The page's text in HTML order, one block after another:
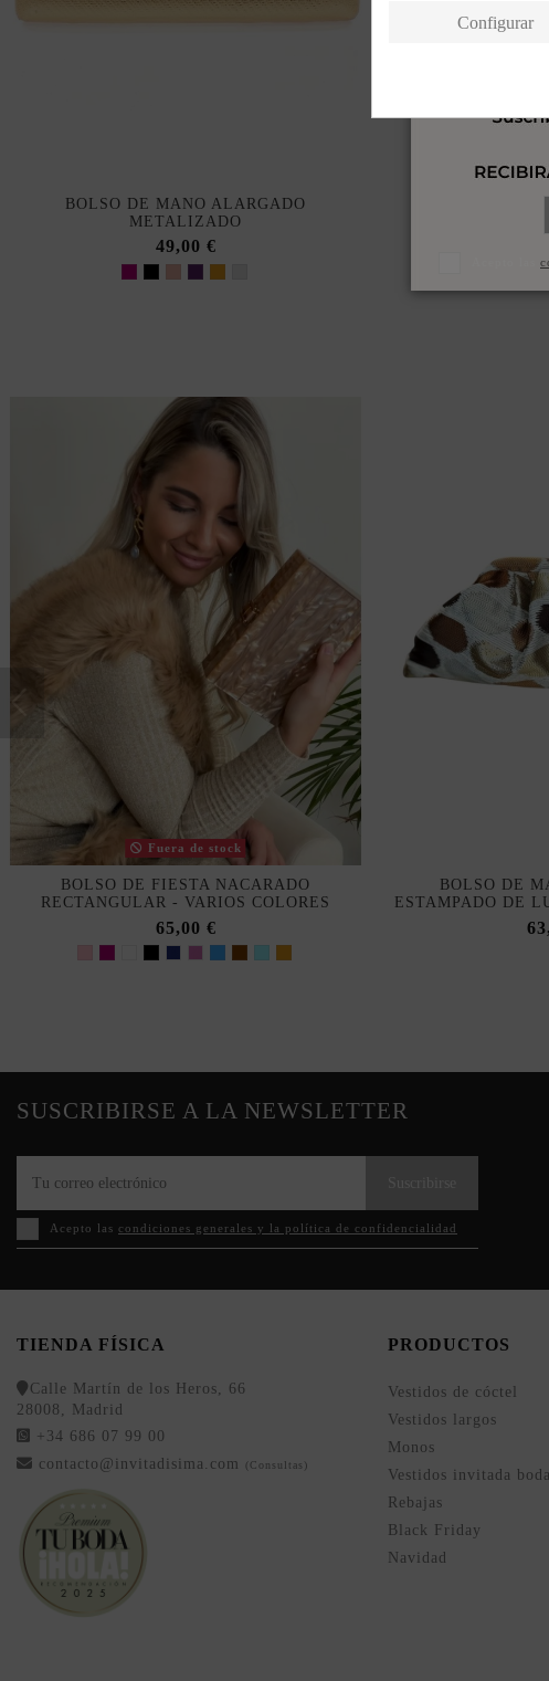
BOLSO DE MANO ALARGADO
METALIZADO
49,00 €
Fuera de stock
BOLSO DE FIESTA NACARADO
RECTANGULAR - VARIOS COLORES
65,00 €
BOLSO DE
ESTAMPADO DE
SUSCRIBIRSE A LA NEWSLETTER
Acepto las condiciones generales y la política de confidencialidad
TIENDA FÍSICA
Calle Martín de los Heros, 66
28008, Madrid
+34 686 07 99 00
contacto@invitadisima.com
(Consultas)
PRODUCTOS
Vestidos de cóctel
Vestidos largos
Monos
Vestidos invitada boda
Rebajas
Black Friday
Navidad
Configurar